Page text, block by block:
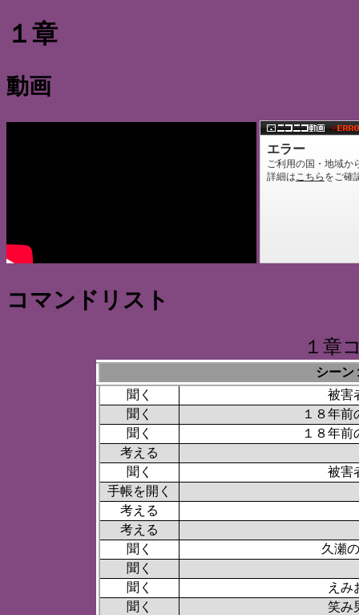
１章
動画
コマンドリスト
１章
シー
聞く
被害
聞く
１８年前
聞く
１８年前
考える
聞く
被害
手帳を開く
考える
考える
聞く
久瀬
聞く
聞く
えみ
聞く
笑み